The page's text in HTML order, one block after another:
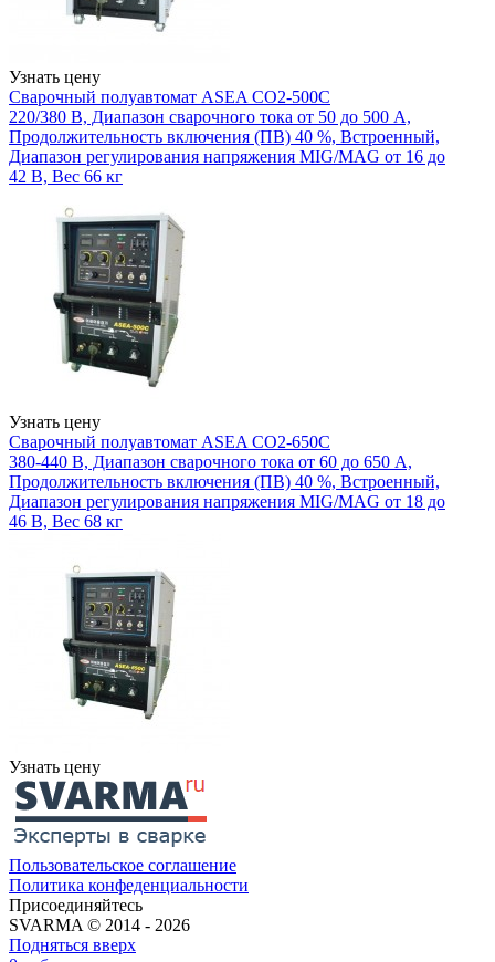
Узнать цену
Сварочный полуавтомат ASEA CO2-500C
220/380 В, Диапазон сварочного тока от 50 до 500 А,
Продолжительность включения (ПВ) 40 %, Встроенный,
Диапазон регулирования напряжения MIG/MAG от 16 до
42 В, Вес 66 кг
Узнать цену
Сварочный полуавтомат ASEA CO2-650C
380-440 В, Диапазон сварочного тока от 60 до 650 А,
Продолжительность включения (ПВ) 40 %, Встроенный,
Диапазон регулирования напряжения MIG/MAG от 18 до
46 В, Вес 68 кг
Узнать цену
Пользовательское соглашение
Политика конфеденциальности
Присоединяйтесь
SVARMA © 2014 - 2026
Подняться вверх